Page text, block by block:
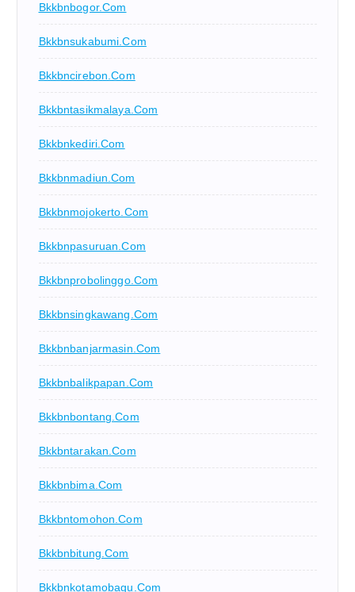
Bkkbnbogor.com
Bkkbnsukabumi.com
Bkkbncirebon.com
Bkkbntasikmalaya.com
Bkkbnkediri.com
Bkkbnmadiun.com
Bkkbnmojokerto.com
Bkkbnpasuruan.com
Bkkbnprobolinggo.com
Bkkbnsingkawang.com
Bkkbnbanjarmasin.com
Bkkbnbalikpapan.com
Bkkbnbontang.com
Bkkbntarakan.com
Bkkbnbima.com
Bkkbntomohon.com
Bkkbnbitung.com
Bkkbnkotamobagu.com